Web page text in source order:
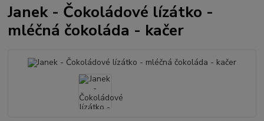
Janek - Čokoládové lízátko -
mléčná čokoláda - kačer